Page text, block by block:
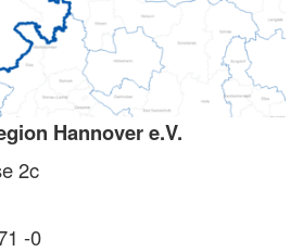
Hannover e.V.
2c
-0